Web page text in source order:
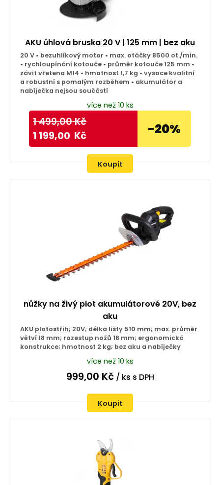
AKU úhlová bruska 20 V | 125 mm | bez aku
20 V • bezuhlíkový motor • max. otáčky 8500 ot./min.
• rychloupínání kotouče • průměr kotouče 125 mm •
závit vřetena M14 • hmotnost 1,7 kg • vysoce kvalitní
a robustní s pomalým rozběhem • akumulátor a
nabíječka nejsou součástí
více než 10 ks
1 499,00Kč
1 199,00 Kč -20%
Koupit
nůžky na živý plot akumulátorové 20V, bez
aku
AKU plotostřih; 20V; délka lišty 510 mm; max. průměr
větví 18 mm; rozestup nožů 18 mm; ergonomická
konstrukce; hmotnost 2 kg; bez aku a nabíječky
více než 10 ks
999,00 Kč/ ks s DPH
Koupit